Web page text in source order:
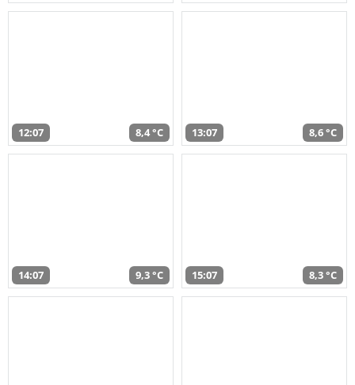
12:07 8,4 °C 13:07 8,6 °C
14:07 9,3 °C 15:07 8,3 °C